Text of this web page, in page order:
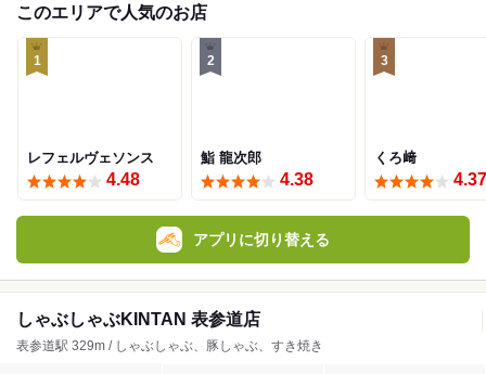
このエリアで人気のお店
1
レフェルヴェソンス
4.48
2
鮨 龍次郎
4.38
3
くろ﨑
4.37
アプリに切り替える
しゃぶしゃぶKINTAN 表参道店
表参道駅 329m / しゃぶしゃぶ、豚しゃぶ、すき焼き